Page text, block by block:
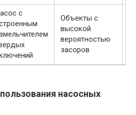
с
Объекты с
высокой
вероятностью
засоров
насосных